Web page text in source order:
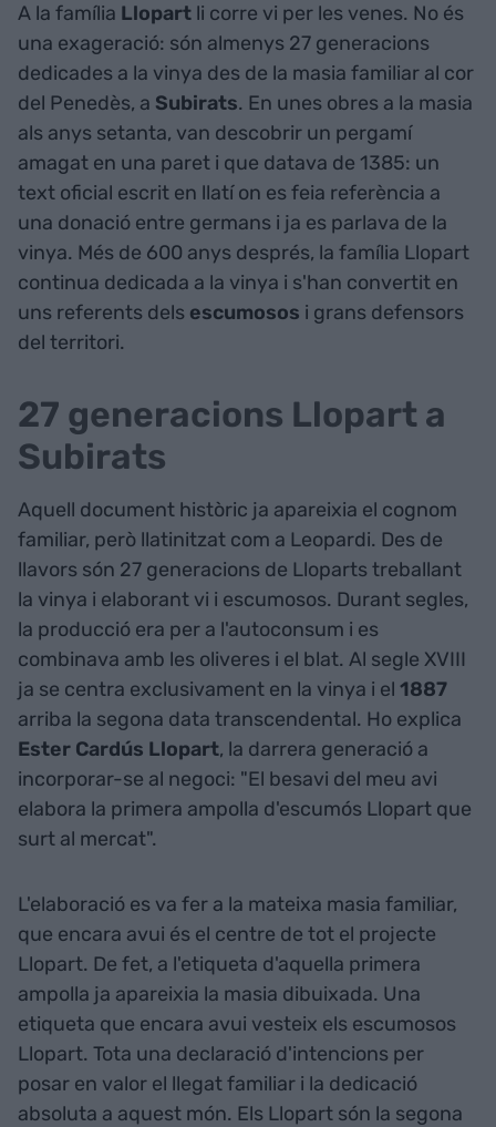
A la família Llopart li corre vi per les venes. No és
una exageració: són almenys 27 generacions
dedicades a la vinya des de la masia familiar al cor
del Penedès, a Subirats. En unes obres a la masia
als anys setanta, van descobrir un pergamí
amagat en una paret i que datava de 1385: un
text oficial escrit en llatí on es feia referència a
una donació entre germans i ja es parlava de la
vinya. Més de 600 anys després, la família Llopart
continua dedicada a la vinya i s'han convertit en
uns referents dels escumosos i grans defensors
del territori.
27 generacions Llopart a
Subirats
Aquell document històric ja apareixia el cognom
familiar, però llatinitzat com a Leopardi. Des de
llavors són 27 generacions de Lloparts treballant
la vinya i elaborant vi i escumosos. Durant segles,
la producció era per a l'autoconsum i es
combinava amb les oliveres i el blat. Al segle XVIII
ja se centra exclusivament en la vinya i el 1887
arriba la segona data transcendental. Ho explica
Ester Cardús Llopart, la darrera generació a
incorporar-se al negoci: "El besavi del meu avi
elabora la primera ampolla d'escumós Llopart que
surt al mercat".
L'elaboració es va fer a la mateixa masia familiar,
que encara avui és el centre de tot el projecte
Llopart. De fet, a l'etiqueta d'aquella primera
ampolla ja apareixia la masia dibuixada. Una
etiqueta que encara avui vesteix els escumosos
Llopart. Tota una declaració d'intencions per
posar en valor el llegat familiar i la dedicació
absoluta a aquest món. Els Llopart són la segona